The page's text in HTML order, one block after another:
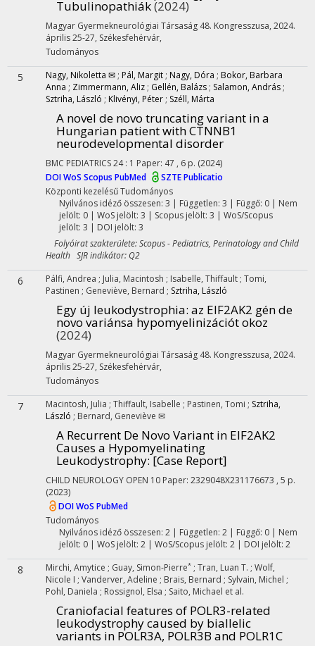
Tubulinopathiák(2024)
Magyar Gyermekneurológiai Társaság 48. Kongresszusa, 2024.
április 25-27, Székesfehérvár,
Tudományos
5 Nagy, Nikoletta ✉ ; Pál, Margit ; Nagy, Dóra ; Bokor, Barbara
Anna ; Zimmermann, Aliz ; Gellén, Balázs ; Salamon, András ;
Sztriha, László ; Klivényi, Péter ; Széll, Márta
A novel de novo truncating variant in a
Hungarian patient with CTNNB1
neurodevelopmental disorder
BMC PEDIATRICS24: 1 Paper: 47 , 6 p. (2024)
DOIWoS Scopus PubMed
SZTE Publicatio
Központi kezelésűTudományos
Nyilvános idéző összesen: 3 | Független: 3 | Függő: 0 | Nem
jelölt: 0 | WoS jelölt: 3 | Scopus jelölt: 3 | WoS/Scopus
jelölt: 3 | DOI jelölt: 3
Folyóirat szakterülete: Scopus - Pediatrics, Perinatology and Child
Health SJR indikátor: Q2
6 Pálfi, Andrea ; Julia, Macintosh ; Isabelle, Thiffault ; Tomi,
Pastinen ; Geneviève, Bernard ; Sztriha, László
Egy új leukodystrophia: az EIF2AK2 gén de
novo variánsa hypomyelinizációt okoz
(2024)
Magyar Gyermekneurológiai Társaság 48. Kongresszusa, 2024.
április 25-27, Székesfehérvár,
Tudományos
7 Macintosh, Julia ; Thiffault, Isabelle ; Pastinen, Tomi ; Sztriha,
László ; Bernard, Geneviève ✉
A Recurrent De Novo Variant in EIF2AK2
Causes a Hypomyelinating
Leukodystrophy: [Case Report]
CHILD NEUROLOGY OPEN 10 Paper: 2329048X231176673 , 5 p.
(2023)
DOIWoS PubMed
Tudományos
Nyilvános idéző összesen: 2| Független: 2 | Függő: 0 | Nem
jelölt: 0 | WoS jelölt: 2 | WoS/Scopus jelölt: 2 | DOI jelölt: 2
8 Mirchi, Amytice ; Guay, Simon-Pierre* ; Tran, Luan T. ; Wolf,
Nicole I ; Vanderver, Adeline ; Brais, Bernard ; Sylvain, Michel ;
Pohl, Daniela ; Rossignol, Elsa ; Saito, Michael et al.
Craniofacial features of POLR3-related
leukodystrophy caused by biallelic
variants in POLR3A, POLR3B and POLR1C